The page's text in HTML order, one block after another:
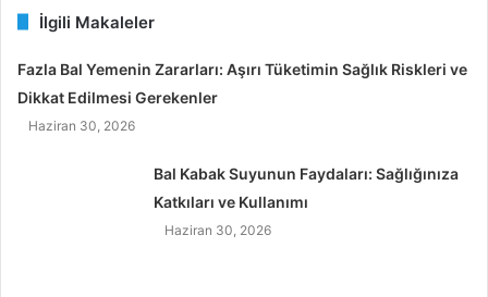
İlgili Makaleler
Fazla Bal Yemenin Zararları: Aşırı Tüketimin Sağlık Riskleri ve
Dikkat Edilmesi Gerekenler
Haziran 30, 2026
Bal Kabak Suyunun Faydaları: Sağlığınıza
Katkıları ve Kullanımı
Haziran 30, 2026